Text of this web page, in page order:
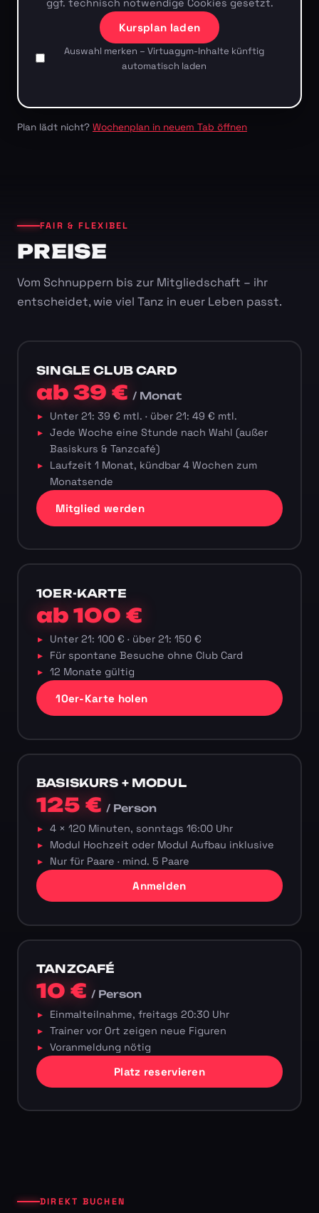
ggf. technisch notwendige Cookies gesetzt.
Kursplan laden
Auswahl merken – Virtuagym-Inhalte künftig
automatisch laden
Plan lädt nicht? Wochenplan in neuem Tab öffnen
FAIR & FLEXIBEL
PREISE
Vom Schnuppern bis zur Mitgliedschaft – ihr
entscheidet, wie viel Tanz in euer Leben passt.
SINGLE CLUB CARD
ab 39 €/ Monat
Unter 21: 39 € mtl. · über 21: 49 € mtl.
Jede Woche eine Stunde nach Wahl (außer
Basiskurs & Tanzcafé)
Laufzeit 1 Monat, kündbar 4 Wochen zum
Monatsende
Mitglied werden
10ER-KARTE
ab 100 €
Unter 21: 100 € · über 21: 150 €
Für spontane Besuche ohne Club Card
12 Monate gültig
10er-Karte holen
BASISKURS + MODUL
125 €/ Person
4 × 120 Minuten, sonntags 16:00 Uhr
Modul Hochzeit oder Modul Aufbau inklusive
Nur für Paare · mind. 5 Paare
Anmelden
TANZCAFÉ
10 €/ Person
Einmalteilnahme, freitags 20:30 Uhr
Trainer vor Ort zeigen neue Figuren
Voranmeldung nötig
Platz reservieren
DIREKT BUCHEN